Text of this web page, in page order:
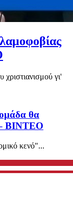
γι'
θα
– ΒΙΝΤΕΟ
κενό"...